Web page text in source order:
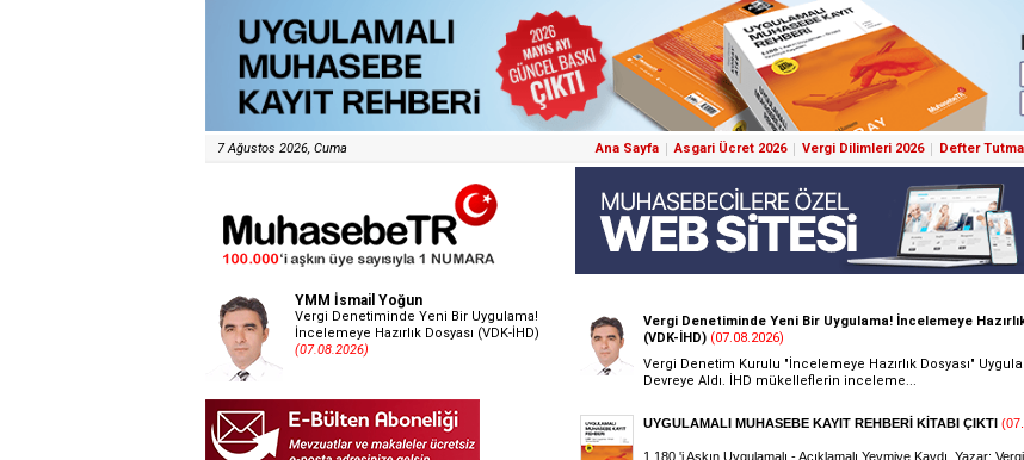
7 Ağustos 2026, Cuma Ana Sayfa Asgari Ücret 2026 Vergi Dilimleri 2026 Defter
YMM İsmail Yoğun
Vergi Denetiminde Yeni Bir Uygulama!
İncelemeye Hazırlık Dosyası (VDK-İHD)
(07.08.2026)